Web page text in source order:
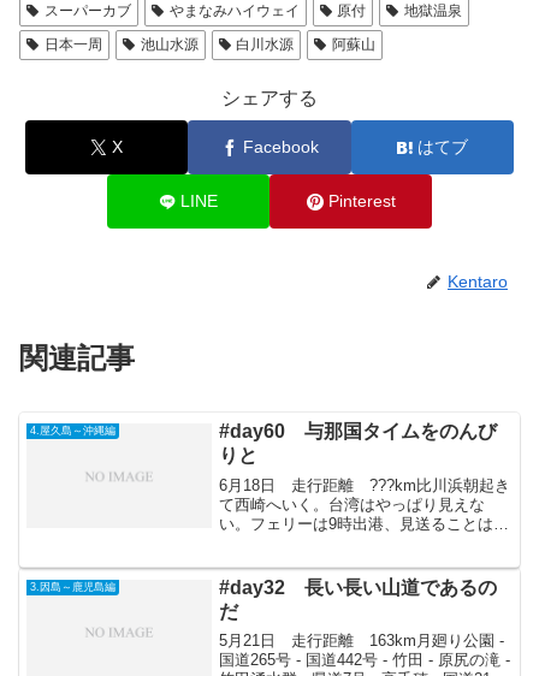
スーパーカブ
やまなみハイウェイ 原付
地獄温泉
日本一周
池山水源 白川水源 阿蘇山
シェアする
X Facebook はてブ
LINE Pinterest
Kentaro
関連記事
4.屋久島～沖縄編
#day60 与那国タイムをのんび
りと
6月18日 走行距離 ???km比川浜朝起き
て西崎へいく。台湾はやっぱり見えな
い。フェリーは9時出港、見送ることはで
ん、渡辺さんの3人で楽しい飲み会。渡辺
さんが帰ってから...
3.因島～鹿児島編
#day32 長い長い山道であるの
だ
5月21日 走行距離 163km月廻り公園 -
国道265号 - 国道442号 - 竹田 - 原尻の滝 -